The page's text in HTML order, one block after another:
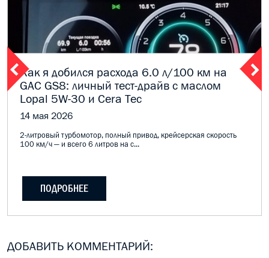
Как я добился расхода 6.0 л/100 км на
GAC GS8: личный тест-драйв с маслом
Lopal 5W-30 и Cera Tec
14 мая 2026
2-литровый турбомотор, полный привод, крейсерская скорость
100 км/ч — и всего 6 литров на с...
ПОДРОБНЕЕ
ДОБАВИТЬ КОММЕНТАРИЙ: